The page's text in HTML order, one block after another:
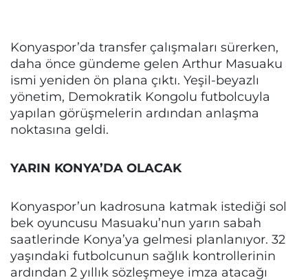
Konyaspor’da transfer çalışmaları sürerken,
daha önce gündeme gelen Arthur Masuaku
ismi yeniden ön plana çıktı. Yeşil-beyazlı
yönetim, Demokratik Kongolu futbolcuyla
yapılan görüşmelerin ardından anlaşma
noktasına geldi.
YARIN KONYA’DA OLACAK
Konyaspor’un kadrosuna katmak istediği sol
bek oyuncusu Masuaku’nun yarın sabah
saatlerinde Konya’ya gelmesi planlanıyor. 32
yaşındaki futbolcunun sağlık kontrollerinin
ardından 2 yıllık sözleşmeye imza atacağı